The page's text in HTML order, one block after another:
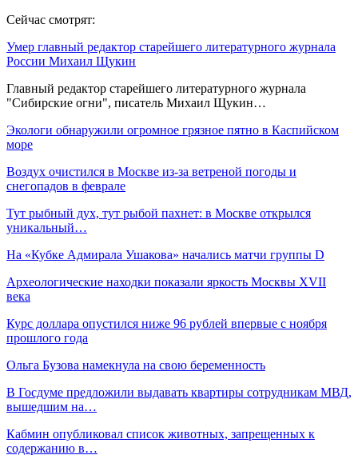
Сейчас смотрят:
Умер главный редактор старейшего литературного журнала
России Михаил Щукин
Главный редактор старейшего литературного журнала
"Сибирские огни", писатель Михаил Щукин…
Экологи обнаружили огромное грязное пятно в Каспийском
море
Воздух очистился в Москве из-за ветреной погоды и
снегопадов в феврале
Тут рыбный дух, тут рыбой пахнет: в Москве открылся
уникальный…
На «Кубке Адмирала Ушакова» начались матчи группы D
Археологические находки показали яркость Москвы XVII
века
Курс доллара опустился ниже 96 рублей впервые с ноября
прошлого года
Ольга Бузова намекнула на свою беременность
В Госдуме предложили выдавать квартиры сотрудникам МВД,
вышедшим на…
Кабмин опубликовал список животных, запрещенных к
содержанию в…